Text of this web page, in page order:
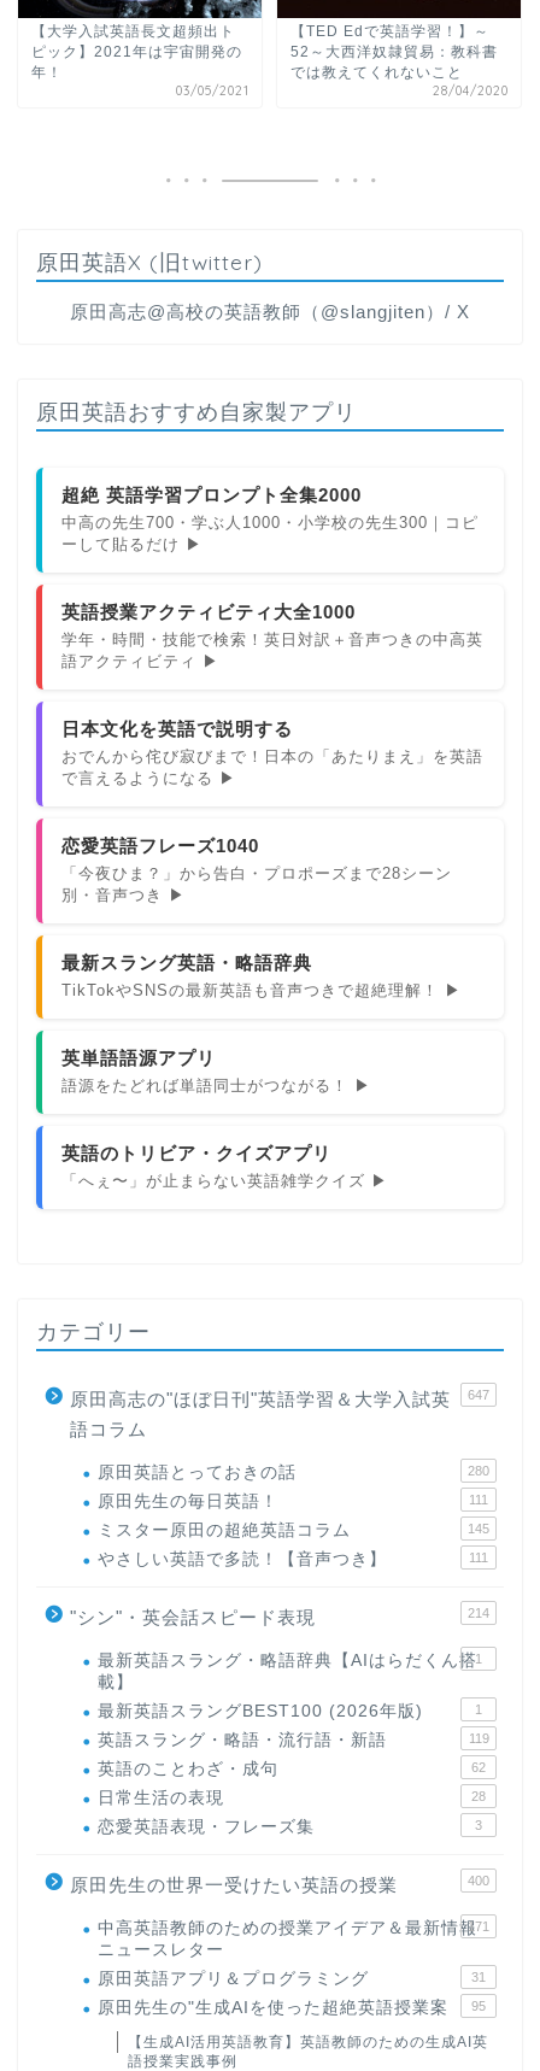
【大学入試英語長文超頻出ト
ピック】2021年は宇宙開発の
年！
03/05/2021
【TED Edで英語学習！】～
52～大西洋奴隷貿易：教科書
では教えてくれないこと
28/04/2020
原田英語X (旧twitter)
原田高志@高校の英語教師（@slangjiten）/ X
原田英語おすすめ自家製アプリ
超絶 英語学習プロンプト全集2000
中高の先生700・学ぶ人1000・小学校の先生300｜コピ
ーして貼るだけ ▶
英語授業アクティビティ大全1000
学年・時間・技能で検索！英日対訳＋音声つきの中高英
語アクティビティ ▶
日本文化を英語で説明する
おでんから侘び寂びまで！日本の「あたりまえ」を英語
で言えるようになる ▶
恋愛英語フレーズ1040
「今夜ひま？」から告白・プロポーズまで28シーン
別・音声つき ▶
最新スラング英語・略語辞典
TikTokやSNSの最新英語も音声つきで超絶理解！ ▶
英単語語源アプリ
語源をたどれば単語同士がつながる！ ▶
英語のトリビア・クイズアプリ
「へぇ〜」が止まらない英語雑学クイズ ▶
カテゴリー
原田高志の"ほぼ日刊"英語学習＆大学入試英
語コラム
647
原田英語とっておきの話 280
原田先生の毎日英語！ 111
ミスター原田の超絶英語コラム 145
やさしい英語で多読！【音声つき】 111
"シン"・英会話スピード表現 214
最新英語スラング・略語辞典【AIはらだくん搭
載】
1
最新英語スラングBEST100 (2026年版) 1
英語スラング・略語・流行語・新語 119
英語のことわざ・成句 62
日常生活の表現 28
恋愛英語表現・フレーズ集 3
原田先生の世界一受けたい英語の授業 400
中高英語教師のための授業アイデア＆最新情報
ニュースレター
171
原田英語アプリ＆プログラミング 31
原田先生の"生成AIを使った超絶英語授業案 95
【生成AI活用英語教育】英語教師のための生成AI英
語授業実践事例